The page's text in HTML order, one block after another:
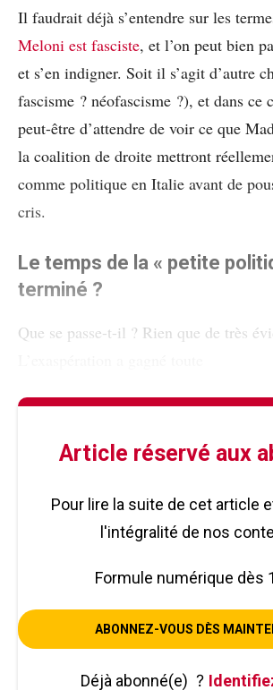
Il faudrait déjà s’entendre sur les
Meloni est fasciste, et l’on peut bien
et s’en indigner. Soit il s’agit d’autre
fascisme ? néofascisme ?), et dans ce
peut-être d’attendre de voir ce que
la coalition de droite mettront
comme politique en Italie avant de
cris.
Le temps de la « petite
terminé ?
Que se passe-t-il ? Rien que de très
Article réservé aux
Pour lire la suite de cet article
l'intégralité de nos
Formule numérique dès
ABONNEZ-VOUS DÈS
Déjà abonné(e) ?